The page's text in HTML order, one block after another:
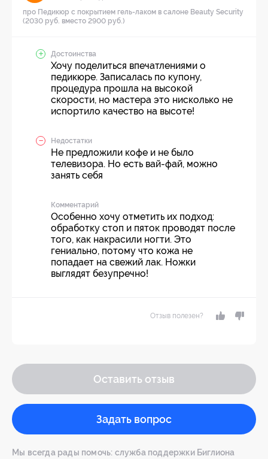
про Педикюр с покрытием гель-лаком в салоне Beauty Security
(2030 руб. вместо 2900 руб.)
Достоинства
Хочу поделиться впечатлениями о
педикюре. Записалась по купону,
процедура прошла на высокой
скорости, но мастера это нисколько не
испортило качество на высоте!
Недостатки
Не предложили кофе и не было
телевизора. Но есть вай-фай, можно
занять себя
Комментарий
Особенно хочу отметить их подход:
обработку стоп и пяток проводят после
того, как накрасили ногти. Это
гениально, потому что кожа не
попадает на свежий лак. Ножки
выглядят безупречно!
Отзыв полезен?
Оставить отзыв
Задать вопрос
Мы всегда рады помочь: служба поддержки Биглиона